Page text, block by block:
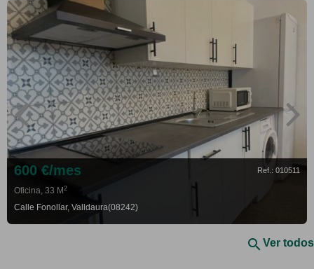
600 €/mes Ref.: 010511
Oficina, 33 M 2
Calle Fonollar, Valldaura(08242)
search Ver todos